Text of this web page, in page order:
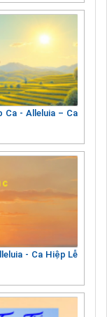
Ca - Alleluia – Ca
- Ca Hiệp Lễ